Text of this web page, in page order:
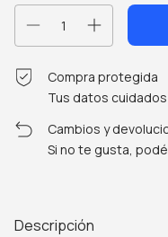
Compra protegida
Tus datos
Cambios y
Si no te gusta,
Descripción